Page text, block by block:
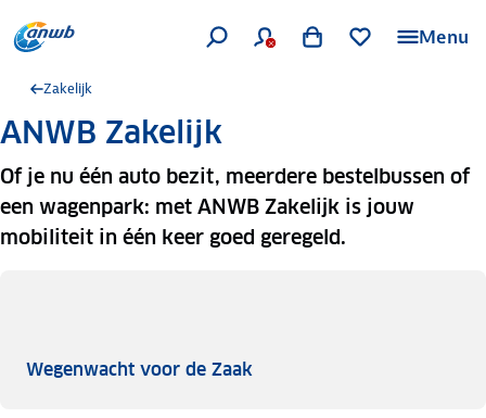
Menu
Zakelijk
ANWB Zakelijk
Of je nu één auto bezit, meerdere bestelbussen of
een wagenpark: met ANWB Zakelijk is jouw
mobiliteit in één keer goed geregeld.
Wegenwacht voor de Zaak